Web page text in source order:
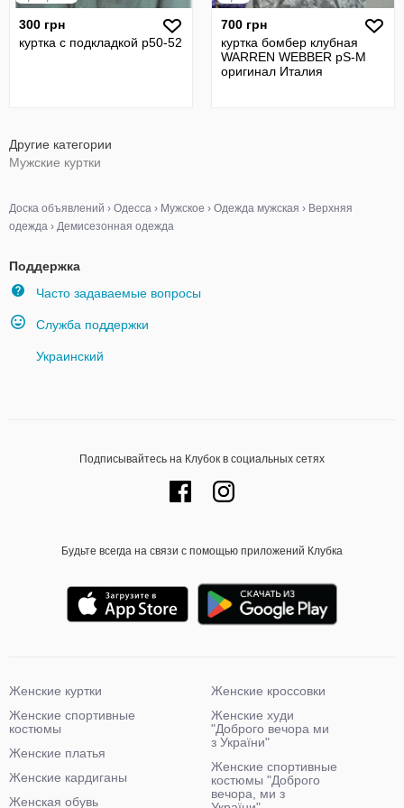
300 грн
куртка с подкладкой р50-52
700 грн
куртка бомбер клубная
WARREN WEBBER рS-M
оригинал Италия
Другие категории
Мужские куртки
Доска объявлений › Одесса › Мужское › Одежда мужская › Верхняя
одежда › Демисезонная одежда
Поддержка
Часто задаваемые вопросы
Служба поддержки
Украинский
Подписывайтесь на Клубок в социальных сетях
Будьте всегда на связи с помощью приложений Клубка
Женские куртки
Женские спортивные
костюмы
Женские платья
Женские кардиганы
Женская обувь
Женские кроссовки
Женские худи
"Доброго вечора ми
з України"
Женские спортивные
костюмы "Доброго
вечора, ми з